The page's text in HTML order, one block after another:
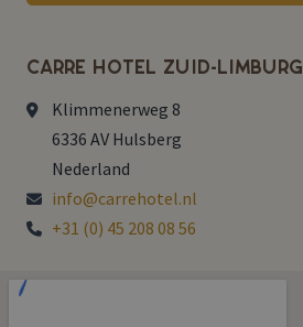
Carré Hotel Zuid-Limburg
Klimmenerweg 8
6336 AV Hulsberg
Nederland
info@carrehotel.nl
+31 (0) 45 208 08 56